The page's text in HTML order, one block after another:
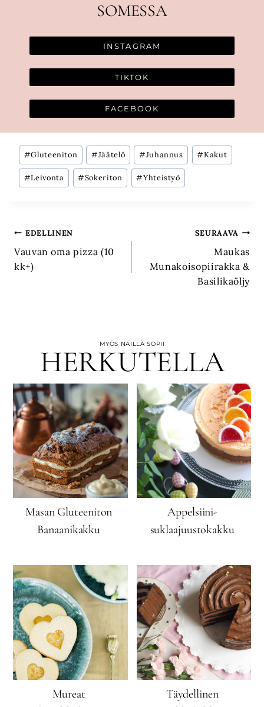
SOMESSA
INSTAGRAM
TIKTOK
FACEBOOK
Avainsanat:
#Gluteeniton #Jäätelö #Juhannus #Kakut
#Leivonta #Sokeriton #Yhteistyö
Artikkelien
selaus
EDELLINEN
Vauvan oma pizza (10
kk+)
SEURAAVA
Maukas
Munakoisopiirakka &
Basilikaöljy
MYÖS NÄILLÄ SOPII
HERKUTELLA
Masan Gluteeniton
Banaanikakku
Appelsiini-
suklaajuustokakku
Mureat
Täydellinen